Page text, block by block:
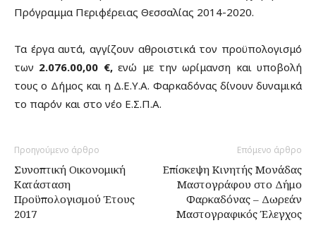
Πρόγραμμα Περιφέρειας Θεσσαλίας 2014-2020.
Τα έργα αυτά, αγγίζουν αθροιστικά τον προϋπολογισμό
των 2.076.00,00 €,ενώ με την ωρίμανση και υποβολή
τους ο Δήμος και η Δ.Ε.Υ.Α. Φαρκαδόνας δίνουν δυναμικά
το παρόν και στο νέο Ε.Σ.Π.Α.
Προηγούμενο άρθρο
Συνοπτική Οικονομική
Κατάσταση
Προϋπολογισμού Έτους
2017
Επόμενο άρθρο
Επίσκεψη Κινητής Μονάδας
Μαστογράφου στο Δήμο
Φαρκαδόνας – Δωρεάν
Μαστογραφικός Έλεγχος